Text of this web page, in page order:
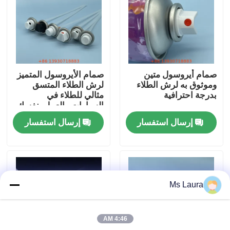
معلومات عنا
جولة في المعمل
مراقبة الجودة
اتصل بنا
أخبار
حالات
صمام أيروسول متين
وموثوق به لرش الطلاء
بدرجة احترافية
إرسال استفسار
صمام الأيروسول المتميز
لرش الطلاء المتسق
مثالي للطلاء في
السيارات والعمل بنفسك
والصناعة
إرسال استفسار
Ms Laura
4:46 AM